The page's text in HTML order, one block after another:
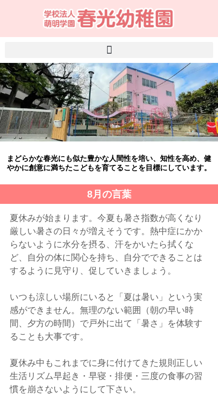
まどらかな春光にも似た豊かな人間性を培い、知性を高め、健
やかに創意に満ちたこどもを育てることを目標にしています。
8月の言葉
夏休みが始まります。今夏も暑さ指数が高くなり
厳しい暑さの日々が増えそうです。熱中症にかか
らないように水分を摂る、汗をかいたら拭くな
ど、自分の体に関心を持ち、自分でできることは
するように見守り、促していきましょう。
いつも涼しい場所にいると「夏は暑い」という実
感ができません。無理のない範囲（朝の早い時
間、夕方の時間）で戸外に出て「暑さ」を体験す
ることも大事です。
夏休み中もこれまでに身に付けてきた規則正しい
生活リズム早起き・早寝・排便・三度の食事の習
慣を崩さないようにして下さい。